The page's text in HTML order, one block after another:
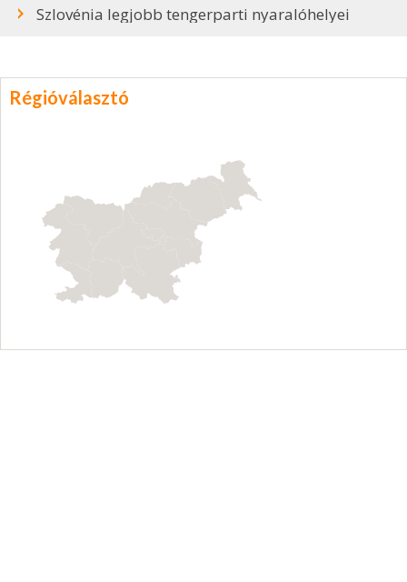
Szlovénia legjobb tengerparti nyaralóhelyei
Régióválasztó